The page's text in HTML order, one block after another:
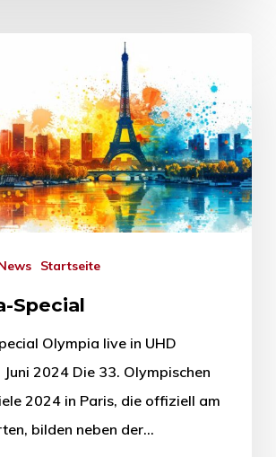
Startseite
Special
Olympia live in UHD
Juni 2024 Die 33. Olympischen
2024 in Paris, die offiziell am
bilden neben der…